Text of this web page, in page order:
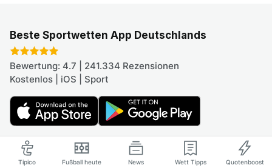
Beste Sportwetten App Deutschlands
Bewertung: 4.7 | 241.334 Rezensionen
Kostenlos | iOS | Sport
Unsere Partner
Tipico Fußball heute News Wett Tipps Quotenboost